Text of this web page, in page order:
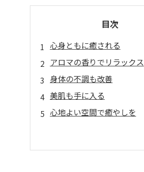
目次
心身ともに癒される
アロマの香りでリラックス
身体の不調も改善
美肌も手に入る
心地よい空間で癒やしを